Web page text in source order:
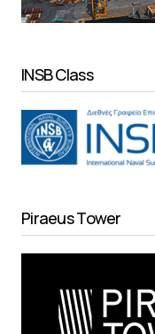
INSB Class
Piraeus Tower